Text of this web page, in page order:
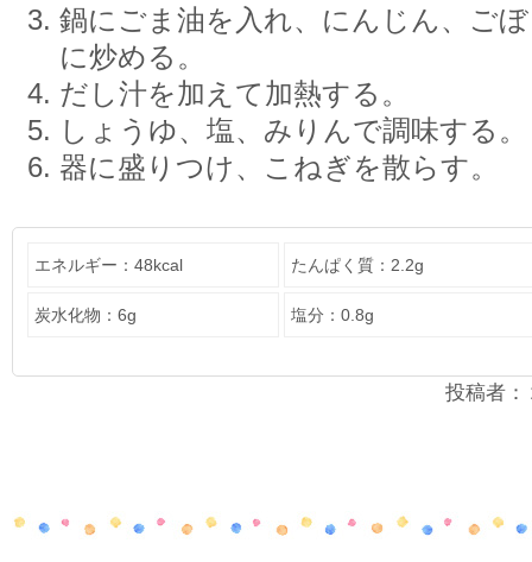
鍋にごま油を入れ、にんじん、ご
に炒める。
だし汁を加えて加熱する。
しょうゆ、塩、みりんで調味する。
器に盛りつけ、こねぎを散らす。
エネルギー：48kcal たんぱく質：2.2g
炭水化物：6g 塩分：0.8g
投稿者